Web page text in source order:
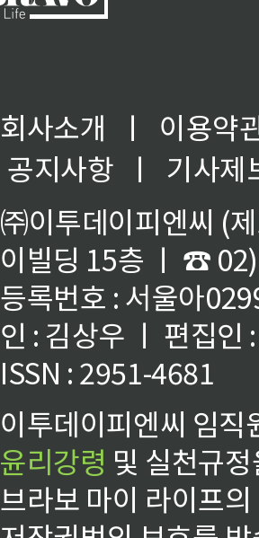
회사소개 ㅣ
이용약
공지사항
ㅣ
기사제
㈜이투데이피엔씨 (
이빌딩 15층 ㅣ ☎
등록번호 : 서울아
인 : 김상우 ㅣ 편집인
ISSN : 2951-4681
이투데이피엔씨 임
윤리강령 및 실천규
브라보 마이 라이프